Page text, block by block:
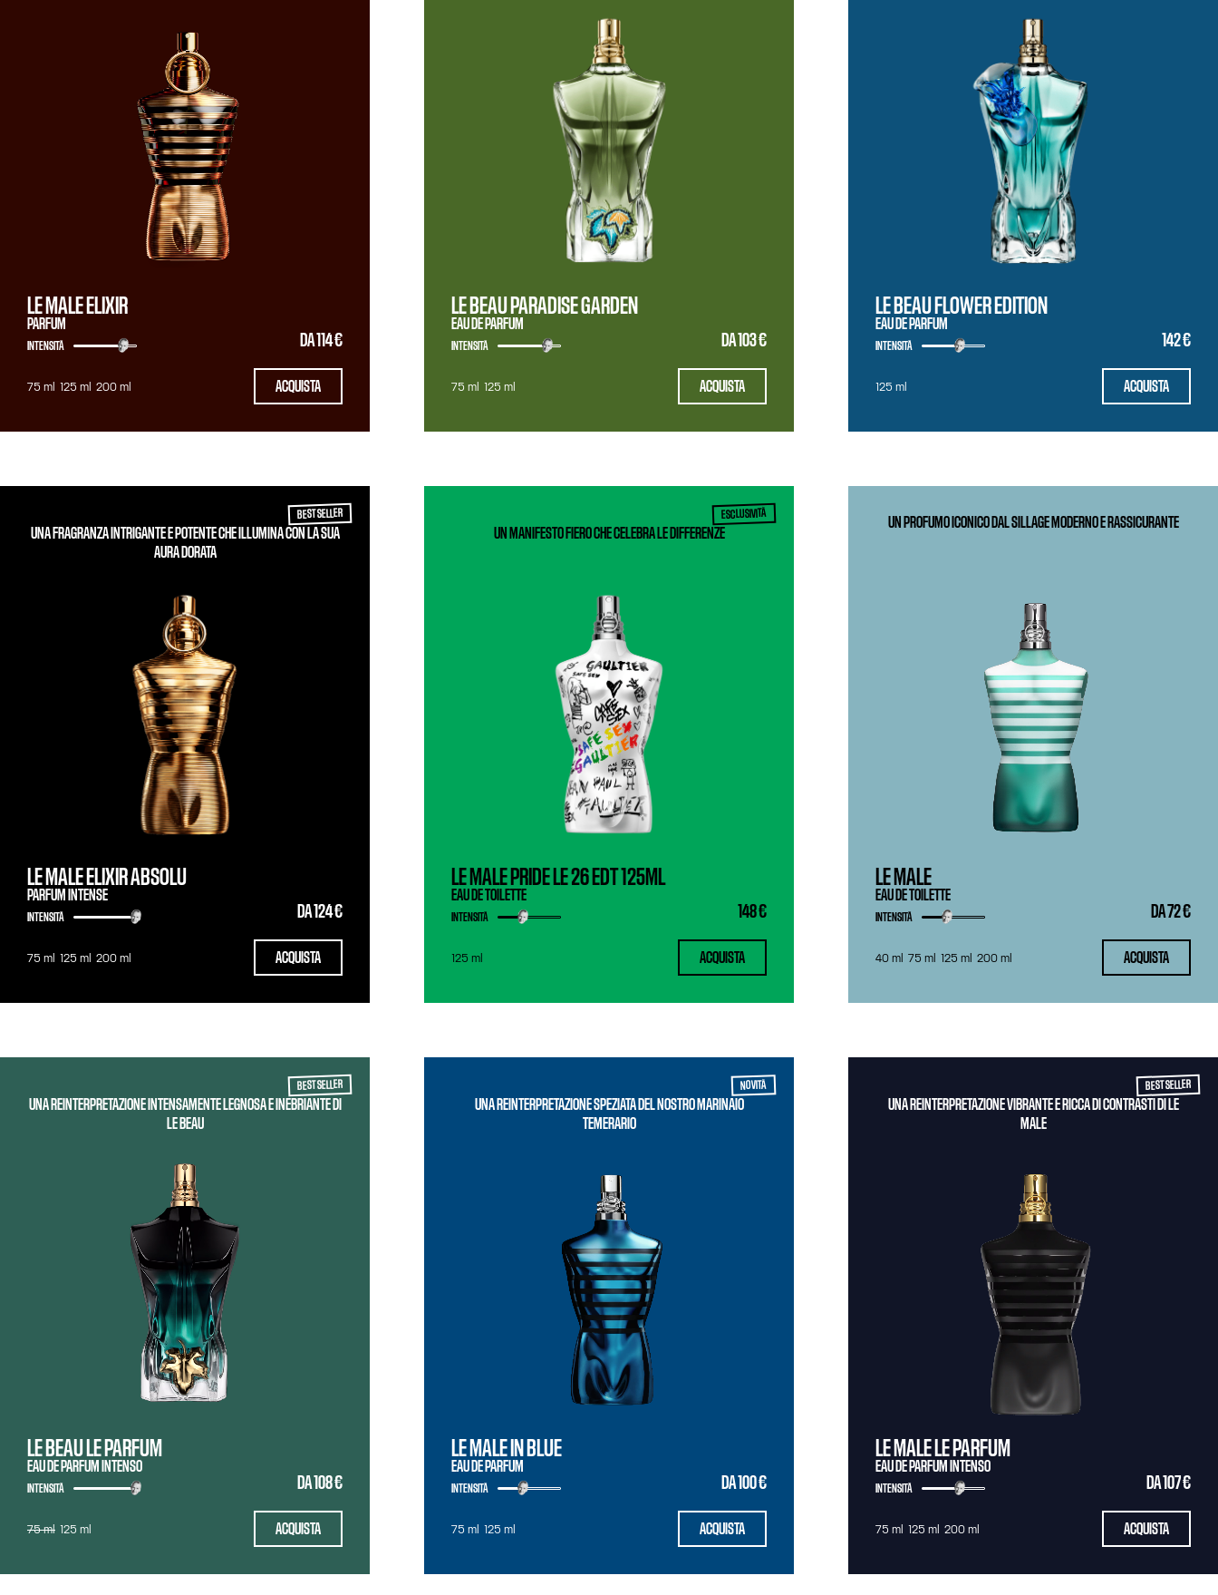
LE MALE ELIXIR
PARFUM
DA114 €
INTENSITÀ
75 ml 125 ml 200 ml ACQUISTA
LE BEAU PARADISE GARDEN
EAU DE PARFUM
DA 103 €
INTENSITÀ
75 ml 125 ml ACQUISTA
LE BEAU FLOWER EDITION
EAU DE PARFUM
142 €
INTENSITÀ
125 ml ACQUISTA
BEST SELLER
UNA FRAGRANZA INTRIGANTE E POTENTE CHE ILLUMINA CON LA SUA
AURA DORATA
LE MALE ELIXIR ABSOLU
PARFUM INTENSE
DA124 €
INTENSITÀ
75 ml 125 ml 200 ml ACQUISTA
ESCLUSIVITÀ
UN MANIFESTO FIERO CHE CELEBRA LE DIFFERENZE
LE MALE PRIDE LE 26 EDT125ML
EAU DE TOILETTE
148 €
INTENSITÀ
125 ml ACQUISTA
UN PROFUMO ICONICO DAL SILLAGE MODERNO E RASSICURANTE
LE MALE
EAU DE TOILETTE
DA72 €
INTENSITÀ
40 ml 75 ml 125 ml 200 ml ACQUISTA
BEST SELLER
UNA REINTERPRETAZIONE INTENSAMENTE LEGNOSA E INEBRIANTE DI
LE BEAU
LE BEAU LE PARFUM
EAU DE PARFUM INTENSO
DA 108 €
INTENSITÀ
75 ml 125 ml ACQUISTA
NOVITÀ
UNA REINTERPRETAZIONE SPEZIATA DEL NOSTRO MARINAIO
TEMERARIO
LE MALE IN BLUE
EAU DE PARFUM
DA100 €
INTENSITÀ
75 ml 125 ml ACQUISTA
BEST SELLER
UNA REINTERPRETAZIONE VIBRANTE E RICCA DI CONTRASTI DI LE
MALE
LE MALE LE PARFUM
EAU DE PARFUM INTENSO
DA107 €
INTENSITÀ
75 ml 125 ml 200 ml ACQUISTA